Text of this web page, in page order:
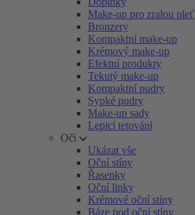
Make-up pro zralou pleť
Bronzery
Kompaktní make-up
Krémový make-up
Efektní produkty
Tekutý make-up
Kompaktní pudry
Sypké pudry
Make-up sady
Lepicí tetování
Oči
Ukázat vše
Oční stíny
Řasenky
Oční linky
Krémové oční stíny
Báze pod oční stíny